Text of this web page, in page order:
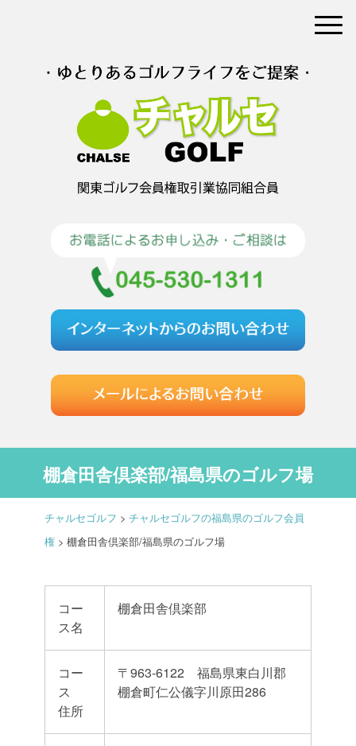
棚倉田舎倶楽部/福島県のゴルフ場
チャルセゴルフ > チャルセゴルフの福島県のゴルフ会員
権 > 棚倉田舎倶楽部/福島県のゴルフ場
コー
ス名
棚倉田舎倶楽部
コー
ス
住所
〒963-6122 福島県東白川郡
棚倉町仁公儀字川原田286